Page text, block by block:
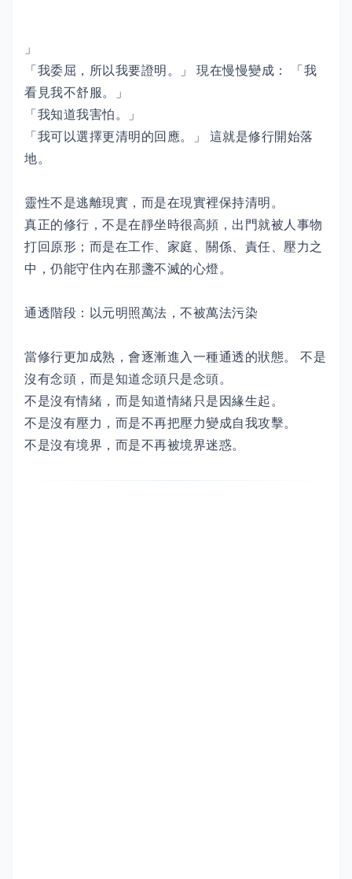
」
「我委屈，所以我要證明。」 現在慢慢變成： 「我
看見我不舒服。」
「我知道我害怕。」
「我可以選擇更清明的回應。」 這就是修行開始落
地。
靈性不是逃離現實，而是在現實裡保持清明。
真正的修行，不是在靜坐時很高頻，出門就被人事物
打回原形；而是在工作、家庭、關係、責任、壓力之
中，仍能守住內在那盞不滅的心燈。
通透階段：以元明照萬法，不被萬法污染
當修行更加成熟，會逐漸進入一種通透的狀態。 不是
沒有念頭，而是知道念頭只是念頭。
不是沒有情緒，而是知道情緒只是因緣生起。
不是沒有壓力，而是不再把壓力變成自我攻擊。
不是沒有境界，而是不再被境界迷惑。